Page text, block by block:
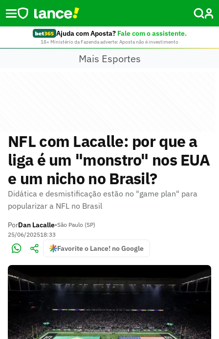
Ajuda com Aposta? Fale com o assistente.
18+ Ministério da Fazenda adverte: Aposta não é investimento
Mais Esportes
NFL com Lacalle: por que a
liga é um "monstro" nos EUA
e um nicho no Brasil?
Didática e desmistificação estão no "game plan" para
popularizar a NFL no Brasil
PorDan Lacalle•São Paulo (SP)
25/06/202518:33
Favorite o Lance! no Google